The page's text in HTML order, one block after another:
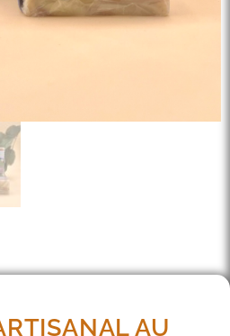
AU